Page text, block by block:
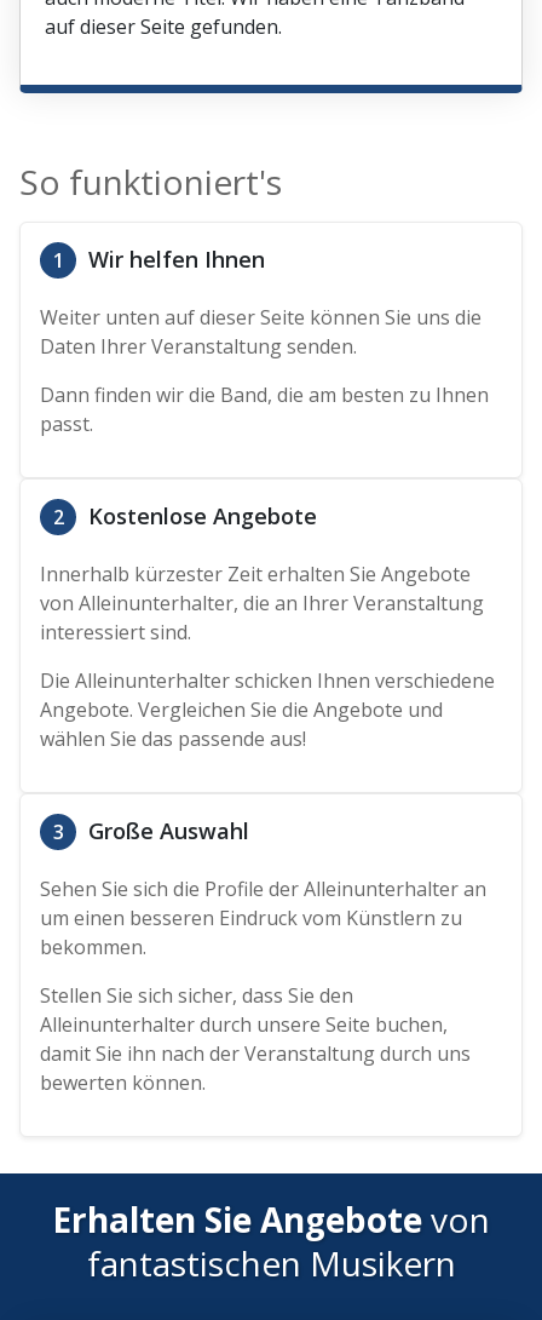
auf dieser Seite gefunden.
So funktioniert's
1 Wir helfen Ihnen
Weiter unten auf dieser Seite können Sie uns die
Daten Ihrer Veranstaltung senden.
Dann finden wir die Band, die am besten zu Ihnen
passt.
2 Kostenlose Angebote
Innerhalb kürzester Zeit erhalten Sie Angebote
von Alleinunterhalter, die an Ihrer Veranstaltung
interessiert sind.
Die Alleinunterhalter schicken Ihnen verschiedene
Angebote. Vergleichen Sie die Angebote und
wählen Sie das passende aus!
3 Große Auswahl
Sehen Sie sich die Profile der Alleinunterhalter an
um einen besseren Eindruck vom Künstlern zu
bekommen.
Stellen Sie sich sicher, dass Sie den
Alleinunterhalter durch unsere Seite buchen,
damit Sie ihn nach der Veranstaltung durch uns
bewerten können.
Erhalten Sie Angebotevon
fantastischen Musikern